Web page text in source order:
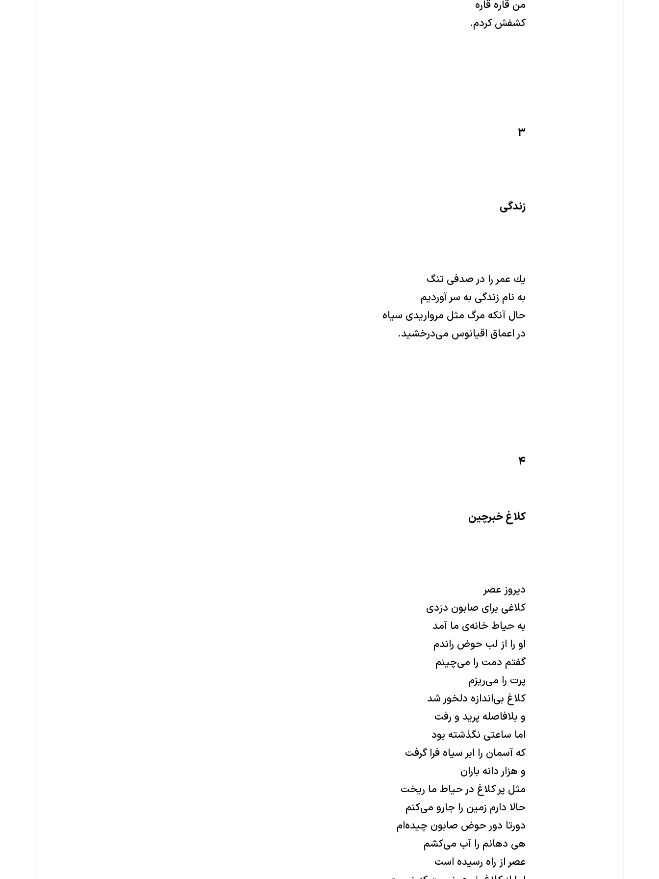
من قاره قاره
كشفش كردم.
۳
زندگى
يك عمر را در صدفى تنگ
به نام زندگى به سر آورديم
حال آنكه مرگ مثل مرواريدى سياه
در اعماق اقيانوس می‌درخشيد.
۴
کلاغ خبرچین
دیروز عصر
کلاغی برای صابون دزدی
به حیاط خانه‌ی ما آمد
او را از لب حوض راندم
گفتم دمت را می‌چینم
پرت را می‌ریزم
کلاغ بی‌اندازه دلخور شد
و بلافاصله پرید و رفت
اما ساعتی نگذشته بود
که آسمان را ابر سیاه فرا گرفت
و هزار دانه باران
مثل پر کلاغ در حیاط ما ریخت
حالا دارم زمین را جارو می‌کنم
دورتا دور حوض صابون چیده‌ام
هی دهانم را آب می‌کشم
عصر از راه رسیده است